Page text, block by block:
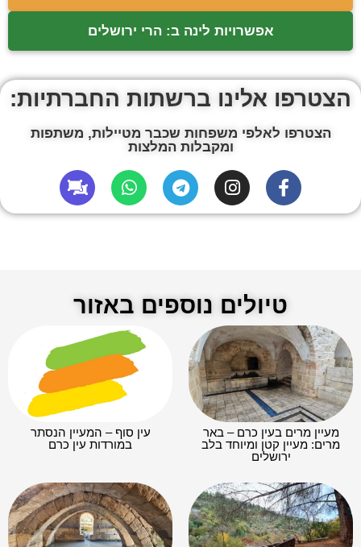
אפשרויות לינה ב: הרי ירושלים
הצטרפו אלינו ברשתות החברתיות:
הצטרפו לאלפי משפחות שכבר מטיילות, משתפות
ומקבלות המלצות
טיולים נוספים באזור
מעיין מרים בעין כרם – באר
מרים: מעיין קטן ומיוחד בלב
ירושלים
עין סוף – המעיין הנסתר
במורדות עין כרם